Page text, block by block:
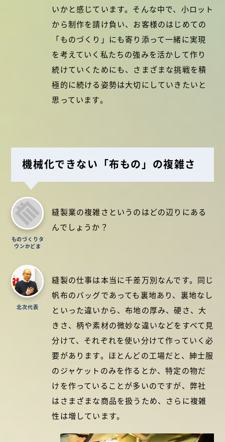
いかと感じています。そんな中で、小ロット
から制作を請け負い、お客様のはじめての
「ものづくり」にも寄り添って一緒に実現
を考えていく私たちの強みを活かして作り
続けていくためにも、さまざまな挑戦を積
極的に続ける姿勢は大切にしていきたいと
思っています。
機械化できない「布もの」の複雑さ
ものづくりタ
ウンかどま
縫製業の複雑さというのはどの辺りにある
んでしょうか？
北次代表
縫製の仕事は本当に千差万別なんです。同じ
帆布のバッグであっても裏地あり、裏地なし
といった違いから、布地の厚み、硬さ、大
きさ、柄や素材の微妙な違いなどをすべて見
分けて、それぞれを使い分けて作っていく必
要があります。ほとんどの工場だと、紳士服
のジャケットのみを作るとか、特定の物だ
けを作っていることが多いのですが、弊社
はさまざまな商品を扱うため、さらに複雑
性は増しています。